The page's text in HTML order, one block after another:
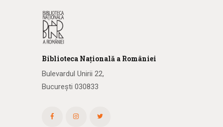
Biblioteca Națională a României
Bulevardul Unirii 22,
București 030833